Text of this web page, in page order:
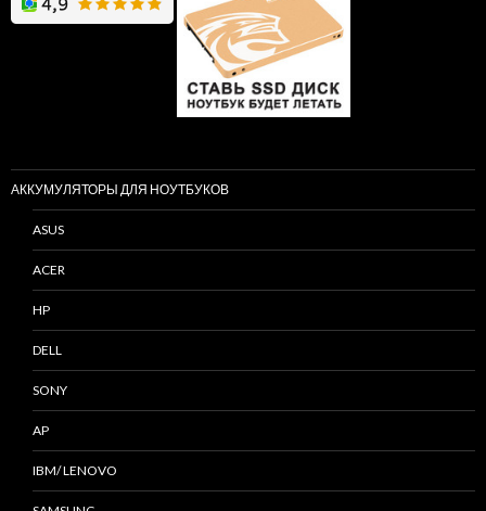
АККУМУЛЯТОРЫ ДЛЯ НОУТБУКОВ
ASUS
ACER
HP
DELL
SONY
AP
IBM/ LENOVO